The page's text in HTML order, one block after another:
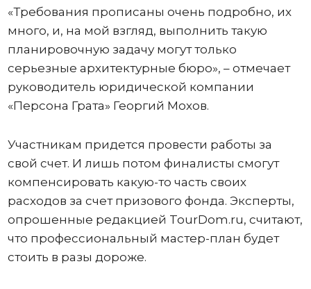
«Требования прописаны очень подробно, их
много, и, на мой взгляд, выполнить такую
планировочную задачу могут только
серьезные архитектурные бюро», – отмечает
руководитель юридической компании
«Персона Грата» Георгий Мохов.
Участникам придется провести работы за
свой счет. И лишь потом финалисты смогут
компенсировать какую-то часть своих
расходов за счет призового фонда. Эксперты,
опрошенные редакцией TourDom.ru, считают,
что профессиональный мастер-план будет
стоить в разы дороже.